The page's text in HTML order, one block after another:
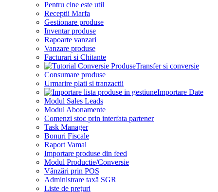
Pentru cine este util
Receptii Marfa
Gestionare produse
Inventar produse
Rapoarte vanzari
Vanzare produse
Facturari si Chitante
Transfer si conversie
Consumare produse
Urmarire plati si tranzactii
Importare Date
Modul Sales Leads
Modul Abonamente
Comenzi stoc prin interfata partener
Task Manager
Bonuri Fiscale
Raport Vamal
Importare produse din feed
Modul Productie/Conversie
Vânzări prin POS
Administrare taxă SGR
Liste de prețuri